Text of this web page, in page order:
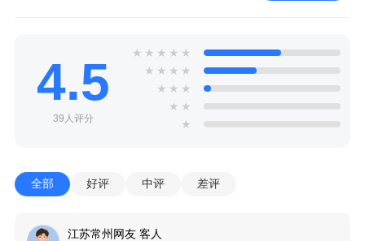
4.5
39人评分
★ ★ ★ ★ ★
★ ★ ★ ★
★ ★ ★
★ ★
★
全部 好评 中评 差评
江苏常州网友 客人